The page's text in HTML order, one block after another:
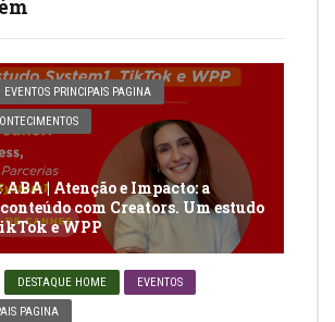
EVENTOS PRINCIPAIS PAGINA
ABA | Atenção e Impacto: a
com Creators. Um estudo
e WPP
DESTAQUE HOME EVENTOS
PAGINA